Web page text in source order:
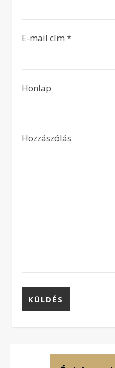
E-mail cím *
Honlap
Hozzászólás